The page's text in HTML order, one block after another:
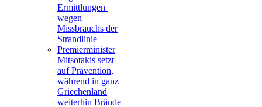
Ermittlungen
wegen
Missbrauchs der
Strandlinie
Premierminister
Mitsotakis setzt
auf Prävention,
während in ganz
Griechenland
weiterhin Brände